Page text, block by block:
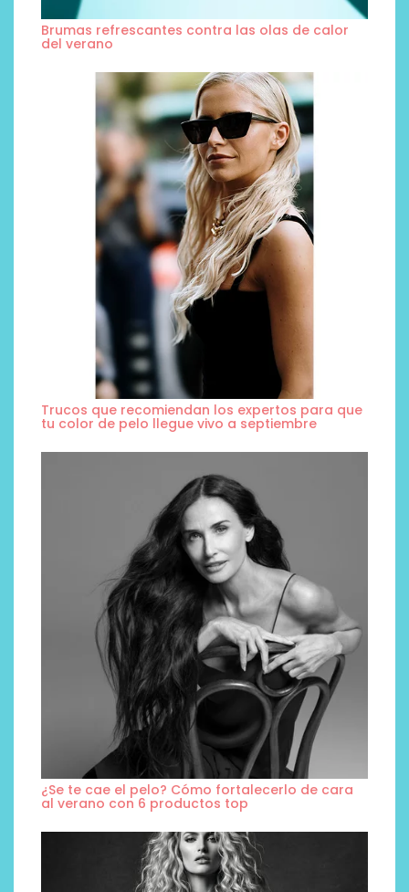
Brumas refrescantes contra las olas de calor
del verano
Trucos que recomiendan los expertos para que
tu color de pelo llegue vivo a septiembre
¿Se te cae el pelo? Cómo fortalecerlo de cara
al verano con 6 productos top